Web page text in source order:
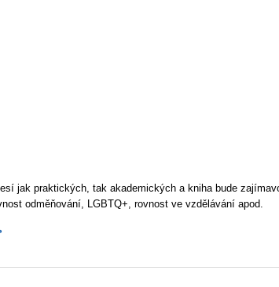
jak praktických, tak akademických a kniha bude
odměňování, LGBTQ+, rovnost ve vzdělávání apod.